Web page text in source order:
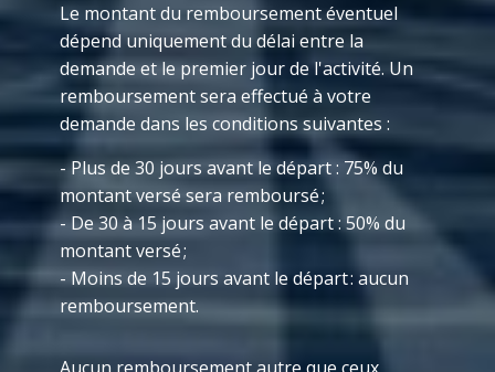
Le montant du remboursement éventuel
dépend uniquement du délai entre la
demande et le premier jour de l'activité. Un
remboursement sera effectué à votre
demande dans les conditions suivantes :
- Plus de 30 jours avant le départ : 75% du
montant versé sera remboursé ;
- De 30 à 15 jours avant le départ : 50% du
montant versé ;
- Moins de 15 jours avant le départ : aucun
remboursement.